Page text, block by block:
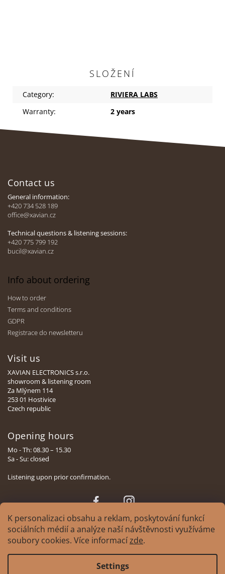
K personalizaci obsahu a reklam, poskytování funkcí
sociálních médií a analýze naší návštěvnosti využíváme
soubory cookies. Více informacízde.
Settings
SLOŽENÍ
Category:
RIVIERA LABS
Warranty: 2 years
Contact us
General information:
+420 734 528 189
office@xavian.cz
Technical questions & listening sessions:
+420 775 799 192
bucil@xavian.cz
Info about ordering
How to order
Terms and conditions
GDPR
Registrace do newsletteru
Visit us
XAVIAN ELECTRONICS s.r.o.
showroom & listening room
Za Mlýnem 114
253 01 Hostivice
Czech republic
Opening hours
Mo - Th: 08.30 – 15.30
Sa - Su: closed
Listening upon prior confirmation.
Face
Insta
reserved.